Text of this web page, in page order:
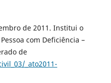
de 2011. Institui o
com Deficiência –
de
_ato2011-